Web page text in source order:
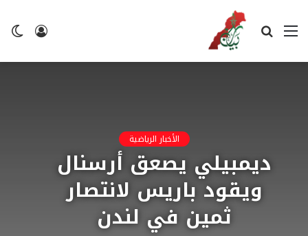
تسجيل
القائمة بحث
الأخبار الرياضية
ديمبيلي يصعق أرسنال
ويقود باريس لانتصار
ثمين في لندن